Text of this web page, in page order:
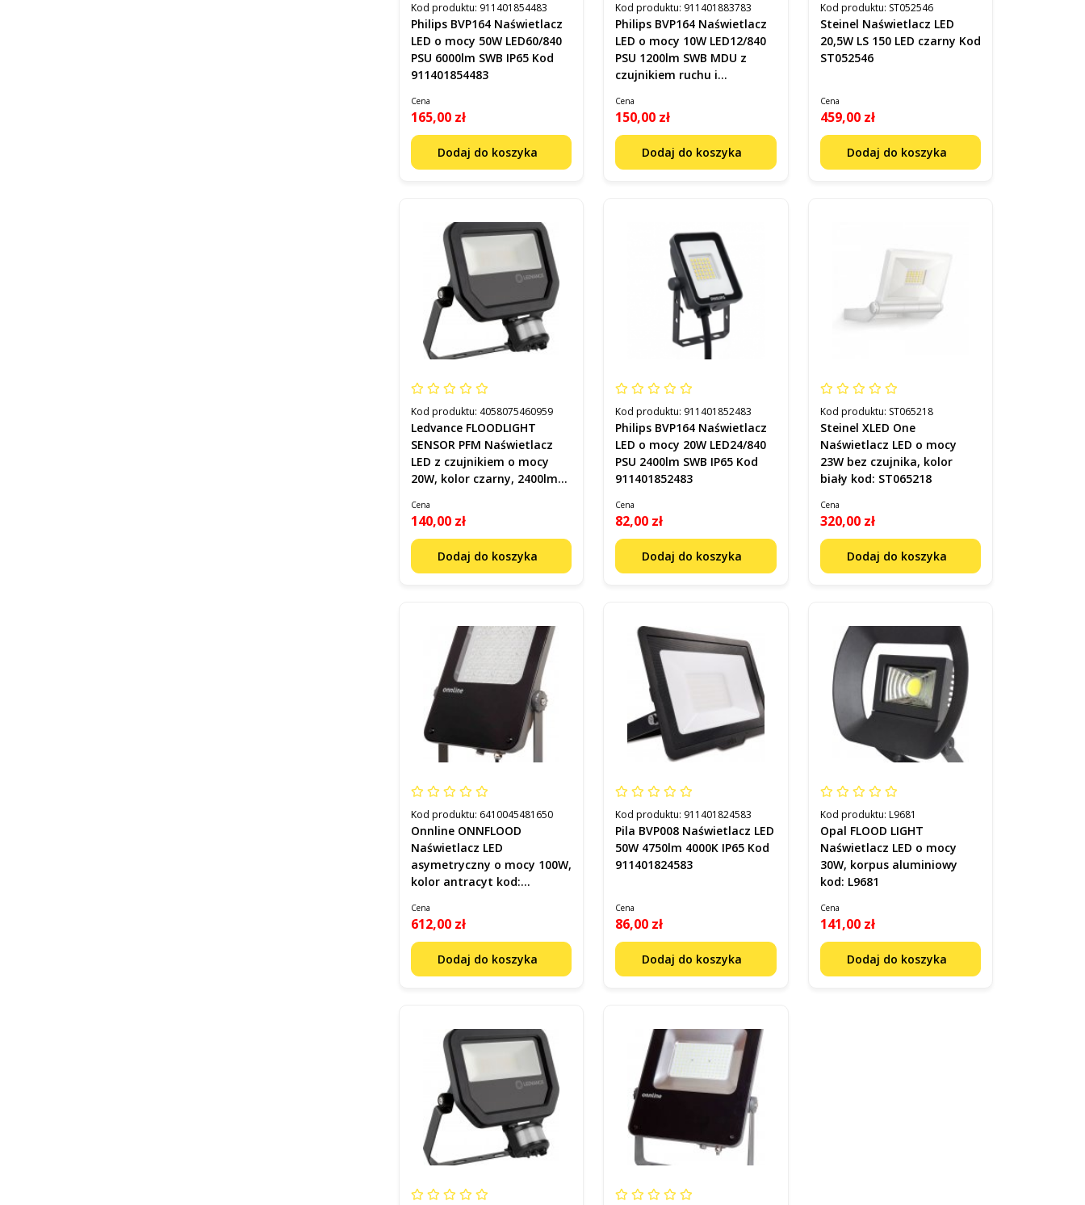
Kod produktu: 911401854483
Philips BVP164 Naświetlacz
LED o mocy 50W LED60/840
PSU 6000lm SWB IP65 Kod
911401854483
Cena
165,00 zł
Dodaj do koszyka
Kod produktu: 911401883783
Philips BVP164 Naświetlacz
LED o mocy 10W LED12/840
PSU 1200lm SWB MDU z
czujnikiem ruchu i
911401883783
Cena
150,00 zł
Dodaj do koszyka
Kod produktu: ST052546
Steinel Naświetlacz LED
20,5W LS 150 LED czarny Kod
ST052546
Cena
459,00 zł
Dodaj do koszyka
Kod produktu: 4058075460959
Ledvance FLOODLIGHT
SENSOR PFM Naświetlacz
LED z czujnikiem o mocy
20W, kolor czarny, 2400lm
Cena
140,00 zł
Dodaj do koszyka
Kod produktu: 911401852483
Philips BVP164 Naświetlacz
LED o mocy 20W LED24/840
PSU 2400lm SWB IP65 Kod
911401852483
Cena
82,00 zł
Dodaj do koszyka
Kod produktu: ST065218
Steinel XLED One
Naświetlacz LED o mocy
23W bez czujnika, kolor
biały kod: ST065218
Cena
320,00 zł
Dodaj do koszyka
Kod produktu: 6410045481650
Onnline ONNFLOOD
Naświetlacz LED
asymetryczny o mocy 100W,
kolor antracyt kod:
Cena
612,00 zł
Dodaj do koszyka
Kod produktu: 911401824583
Pila BVP008 Naświetlacz LED
50W 4750lm 4000K IP65 Kod
911401824583
Cena
86,00 zł
Dodaj do koszyka
Kod produktu: L9681
Opal FLOOD LIGHT
Naświetlacz LED o mocy
30W, korpus aluminiowy
kod: L9681
Cena
141,00 zł
Dodaj do koszyka